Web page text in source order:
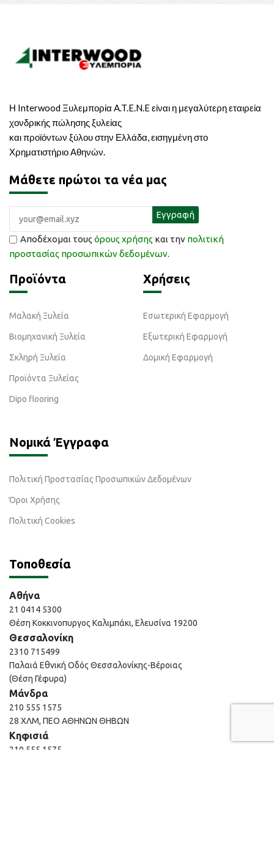
Η Interwood Ξυλεμπορία A.T.E.N.E είναι η μεγαλύτερη εταιρεία
χονδρικής πώλησης ξυλείας
και προϊόντων ξύλου στην Ελλάδα, εισηγμένη στο
Χρηματιστήριο Αθηνών.
Μάθετε πρώτοι τα νέα μας
Αποδέχομαι τους όρους χρήσης και την πολιτική
προστασίας προσωπικών δεδομένων.
Προϊόντα
Μαλακή Ξυλεία
Βιομηχανική Ξυλεία
Σκληρή Ξυλεία
Προϊόντα Ξυλείας
Dipo flooring
Χρήσεις
Εσωτερική Εφαρμογή
Εξωτερική Εφαρμογή
Δομική Εφαρμογή
Νομικά Έγγραφα
Πολιτική Προστασίας Προσωπικών Δεδομένων
Όροι Χρήσης
Πολιτική Cookies
Τοποθεσία
Αθήνα
21 0414 5300
Θέση Κοκκινοπυργος Καλιμπάκι, Ελευσίνα 19200
Θεσσαλονίκη
2310 715499
Παλαιά Εθνική Οδός Θεσσαλονίκης-Βέροιας
(Θέση Γέφυρα)
Μάνδρα
210 555 1575
28 ΧΛΜ, ΠΕΟ ΑΘΗΝΩΝ ΘΗΒΩΝ
Κηφισιά
210 555 1575